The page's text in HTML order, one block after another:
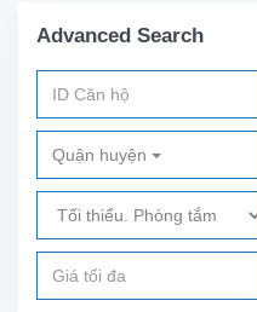
Advanced Search
Quận huyện